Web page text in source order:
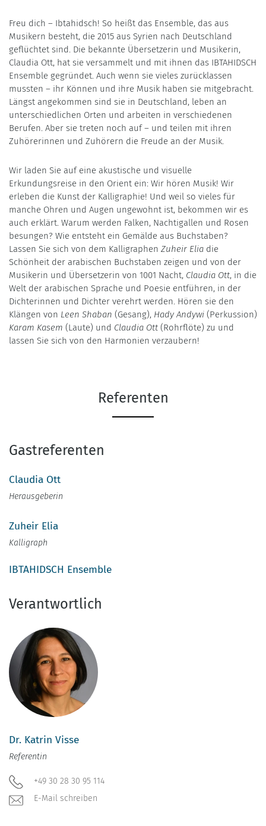
Freu dich – Ibtahidsch! So heißt das Ensemble, das aus
Musikern besteht, die 2015 aus Syrien nach Deutschland
geflüchtet sind. Die bekannte Übersetzerin und Musikerin,
Claudia Ott, hat sie versammelt und mit ihnen das IBTAHIDSCH
Ensemble gegründet. Auch wenn sie vieles zurücklassen
mussten – ihr Können und ihre Musik haben sie mitgebracht.
Längst angekommen sind sie in Deutschland, leben an
unterschiedlichen Orten und arbeiten in verschiedenen
Berufen. Aber sie treten noch auf – und teilen mit ihren
Zuhörerinnen und Zuhörern die Freude an der Musik.
Wir laden Sie auf eine akustische und visuelle
Erkundungsreise in den Orient ein: Wir hören Musik! Wir
erleben die Kunst der Kalligraphie! Und weil so vieles für
manche Ohren und Augen ungewohnt ist, bekommen wir es
auch erklärt. Warum werden Falken, Nachtigallen und Rosen
besungen? Wie entsteht ein Gemälde aus Buchstaben?
Lassen Sie sich von dem Kalligraphen Zuheir Elia die
Schönheit der arabischen Buchstaben zeigen und von der
Musikerin und Übersetzerin von 1001 Nacht, Claudia Ott, in die
Welt der arabischen Sprache und Poesie entführen, in der
Dichterinnen und Dichter verehrt werden. Hören sie den
Klängen von Leen Shaban (Gesang), Hady Andywi (Perkussion)
Karam Kasem (Laute) und Claudia Ott (Rohrflöte) zu und
lassen Sie sich von den Harmonien verzaubern!
Referenten
Gastreferenten
Claudia Ott
Herausgeberin
Zuheir Elia
Kalligraph
IBTAHIDSCH Ensemble
Verantwortlich
Dr. Katrin Visse
Referentin
+49 30 28 30 95 114
E-Mail schreiben